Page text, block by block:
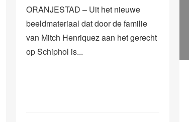
ORANJESTAD – Uit het nieuwe
beeldmateriaal dat door de familie
van Mitch Henriquez aan het gerecht
op Schiphol is...